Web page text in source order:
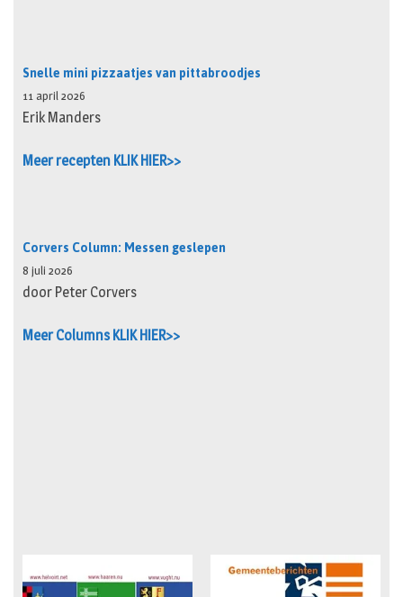
Snelle mini pizzaatjes van pittabroodjes
11 april 2026
Erik Manders
Meer recepten KLIK HIER>>
Corvers Column: Messen geslepen
8 juli 2026
door Peter Corvers
Meer Columns KLIK HIER>>